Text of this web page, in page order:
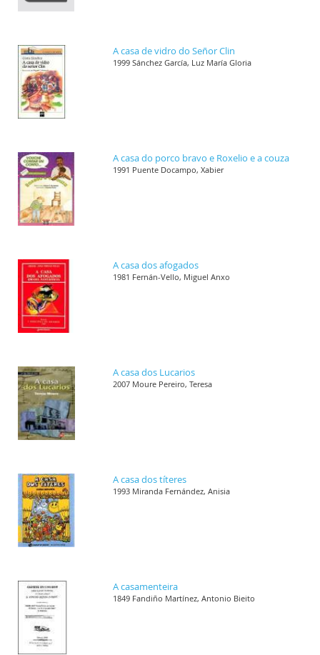
A casa de vidro do Señor Clin
1999 Sánchez García, Luz María Gloria
A casa do porco bravo e Roxelio e a couza
1991 Puente Docampo, Xabier
A casa dos afogados
1981 Fernán-Vello, Miguel Anxo
A casa dos Lucarios
2007 Moure Pereiro, Teresa
A casa dos títeres
1993 Miranda Fernández, Anisia
A casamenteira
1849 Fandiño Martínez, Antonio Bieito